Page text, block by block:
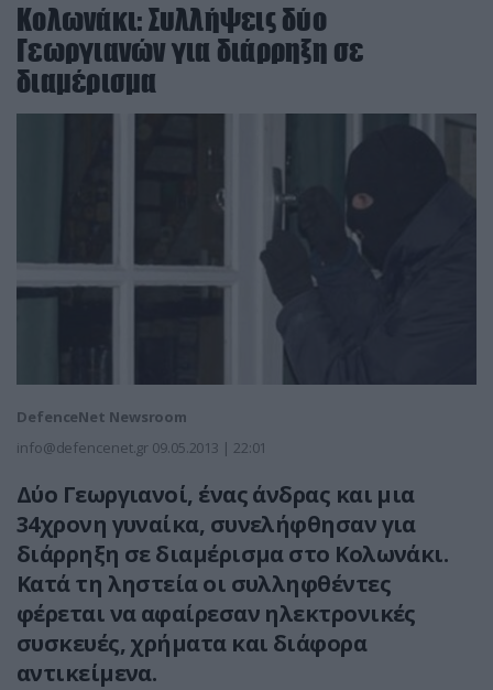
Κολωνάκι: Συλλήψεις δύο
Γεωργιανών για διάρρηξη σε
διαμέρισμα
DefenceNet Newsroom
info@defencenet.gr 09.05.2013 | 22:01
Δύο Γεωργιανοί, ένας άνδρας και μια
34χρονη γυναίκα, συνελήφθησαν για
διάρρηξη σε διαμέρισμα στο Κολωνάκι.
Κατά τη ληστεία οι συλληφθέντες
φέρεται να αφαίρεσαν ηλεκτρονικές
συσκευές, χρήματα και διάφορα
αντικείμενα.